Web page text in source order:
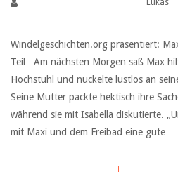
Lukas
Windelgeschichten.org präsentiert:
Teil Am nächsten Morgen saß Max
Hochstuhl und nuckelte lustlos an
Seine Mutter packte hektisch ihre
während sie mit Isabella diskutierte.
mit Maxi und dem Freibad eine gute